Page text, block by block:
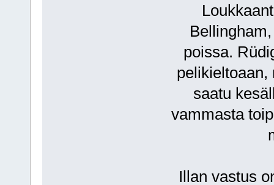
poissa.
pelikieltoaan,
saatu
vammasta
Illan vastus